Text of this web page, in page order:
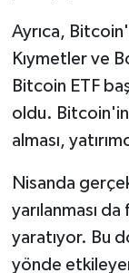
Ayrıca,
Kıymetler ve
Bitcoin ETF
oldu. Bitcoin'in
alması,
Nisanda
yarılanması
yaratıyor. Bu
yönde
TARİH
Genel
Politika
YEREL